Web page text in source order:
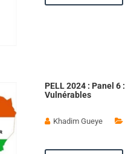
PELL 2024 : Panel
Vulnérables
Khadim Gueye